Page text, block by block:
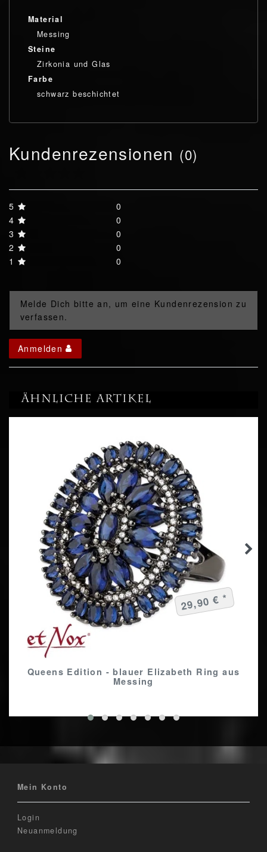
Material
Messing
Steine
Zirkonia und Glas
Farbe
schwarz beschichtet
Kundenrezensionen (0)
5
0
4
0
3
0
2
0
1
0
Melde Dich bitte an, um eine Kundenrezension zu
verfassen.
Anmelden
Ähnliche Artikel
Queens Edition - blauer Elizabeth Ring aus
Messing
29,90 € *
Mein Konto
Login
Neuanmeldung